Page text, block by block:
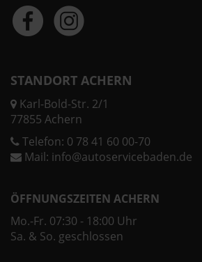
STANDORT ACHERN
Karl-Bold-Str. 2/1
77855 Achern
Telefon: 0 78 41 60 00-70
Mail: info@autoservicebaden.de
ÖFFNUNGSZEITEN ACHERN
Mo.-Fr. 07:30 - 18:00 Uhr
Sa. & So. geschlossen